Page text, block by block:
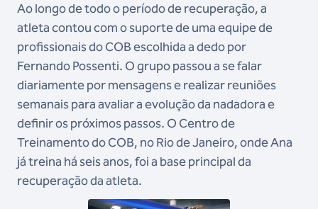
Ao longo de todo o período de recuperação, a
atleta contou com o suporte de uma equipe de
profissionais do COB escolhida a dedo por
Fernando Possenti. O grupo passou a se falar
diariamente por mensagens e realizar reuniões
semanais para avaliar a evolução da nadadora e
definir os próximos passos. O Centro de
Treinamento do COB, no Rio de Janeiro, onde Ana
já treina há seis anos, foi a base principal da
recuperação da atleta.